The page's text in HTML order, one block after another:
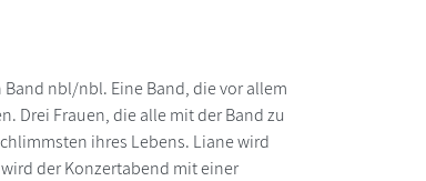
nbl/nbl. Eine Band, die vor allem
Drei Frauen, die alle mit der Band zu
ihres Lebens. Liane wird
der Konzertabend mit einer